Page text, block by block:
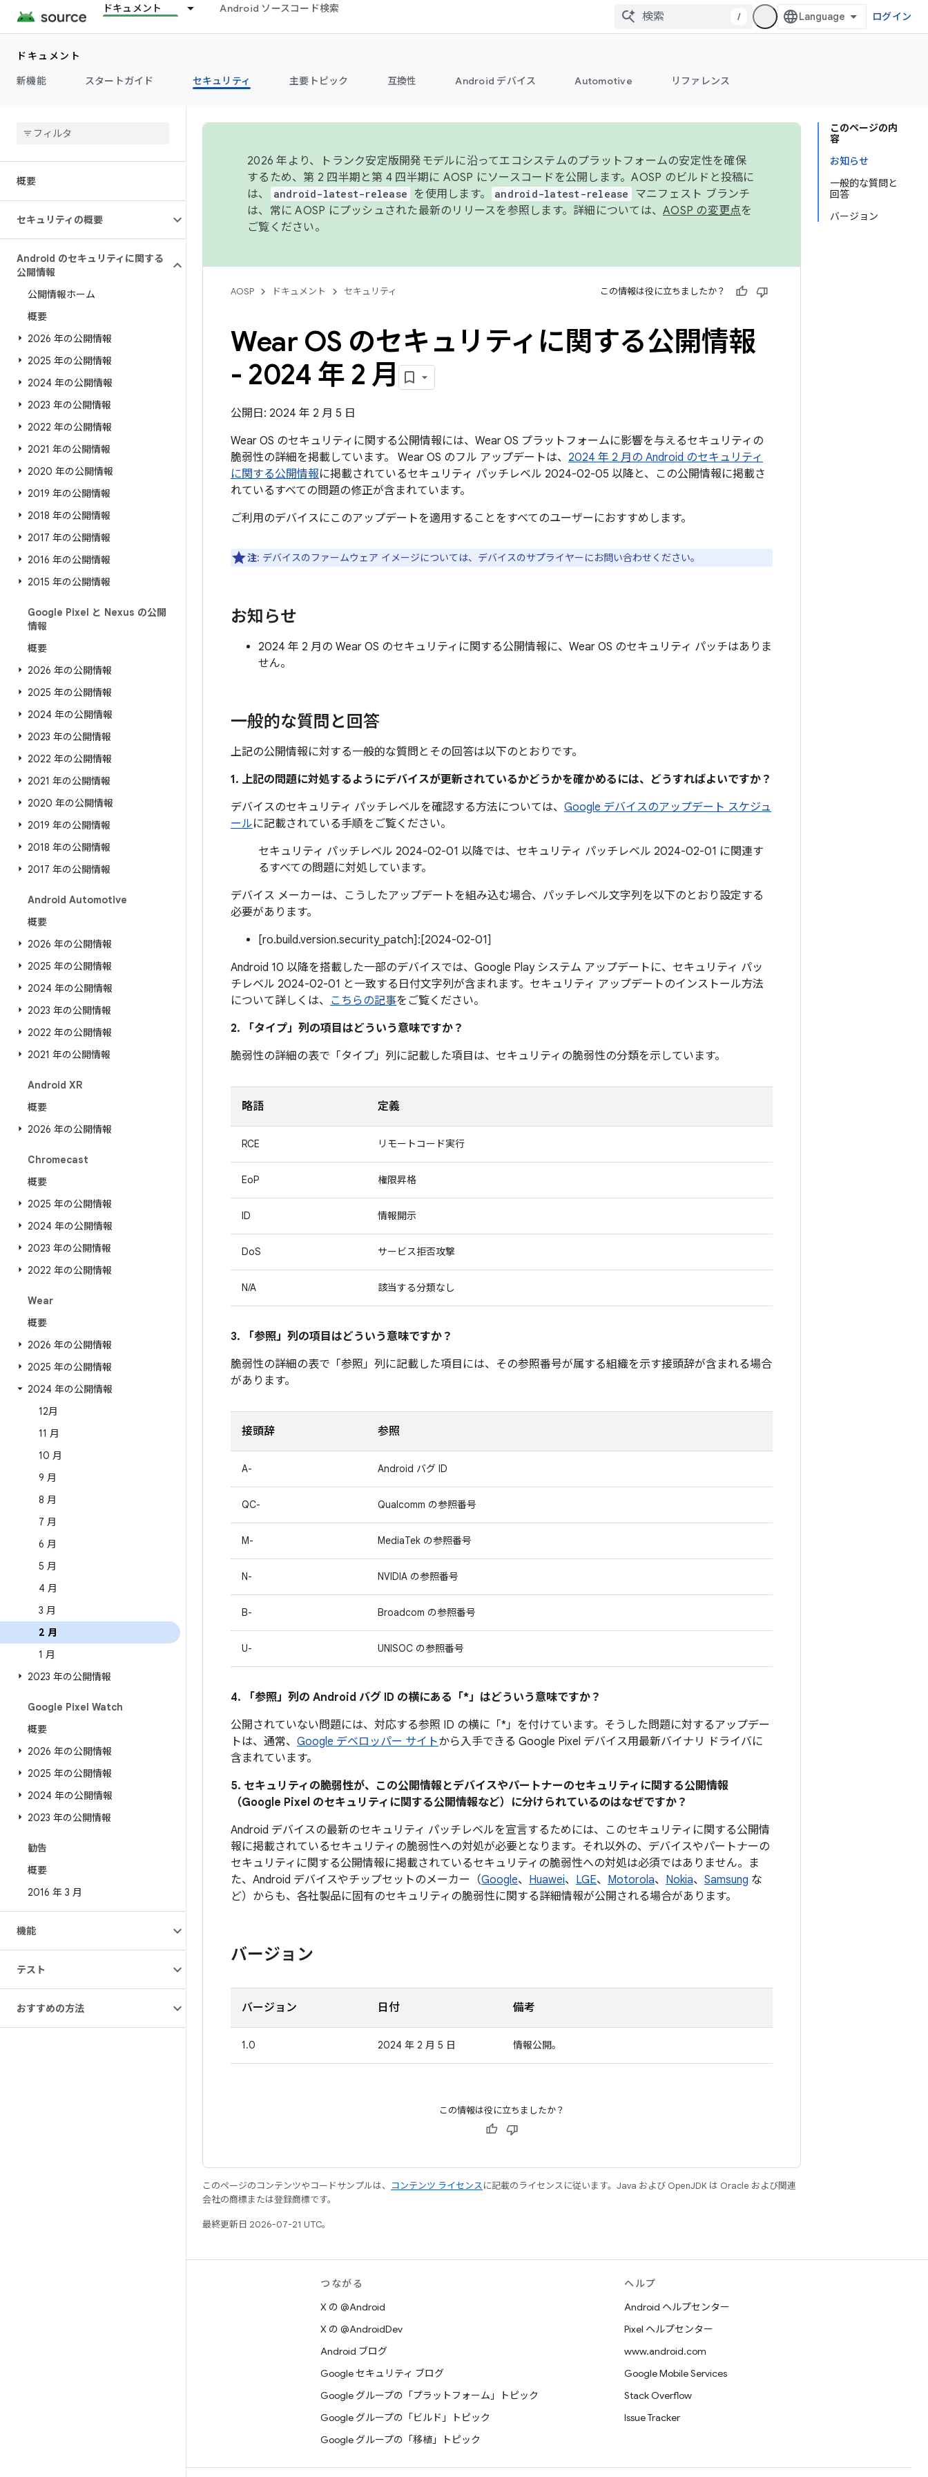
ドキュメント Android ソースコード検索
/ ログイン
ドキュメント
新機能
スタートガイド セキュリティ 主要トピック 互換性 Android デバイス Automotive リファレンス
概要
セキュリティの概要
Android のセキュリティに関する
公開情報
公開情報ホーム
概要
2026 年の公開情報
2025 年の公開情報
2024 年の公開情報
2023 年の公開情報
2022 年の公開情報
2021 年の公開情報
2020 年の公開情報
2019 年の公開情報
2018 年の公開情報
2017 年の公開情報
2016 年の公開情報
2015 年の公開情報
Google Pixel と Nexus の公開
情報
概要
2026 年の公開情報
2025 年の公開情報
2024 年の公開情報
2023 年の公開情報
2022 年の公開情報
2021 年の公開情報
2020 年の公開情報
2019 年の公開情報
2018 年の公開情報
2017 年の公開情報
Android Automotive
概要
2026 年の公開情報
2025 年の公開情報
2024 年の公開情報
2023 年の公開情報
2022 年の公開情報
2021 年の公開情報
Android XR
概要
2026 年の公開情報
Chromecast
概要
2025 年の公開情報
2024 年の公開情報
2023 年の公開情報
2022 年の公開情報
Wear
概要
2026 年の公開情報
2025 年の公開情報
2024 年の公開情報
12月
11 月
10 月
9 月
8 月
7 月
6 月
5 月
4 月
3 月
2 月
1 月
2023 年の公開情報
Google Pixel Watch
概要
2026 年の公開情報
2025 年の公開情報
2024 年の公開情報
2023 年の公開情報
勧告
概要
2016 年 3 月
機能
テスト
おすすめの方法
このページの内
容
お知らせ
一般的な質問と
回答
バージョン
2026 年より、トランク安定版開発モデルに沿ってエコシステムのプラットフォームの安定性を確保
するため、第 2 四半期と第 4 四半期に AOSP にソースコードを公開します。AOSP のビルドと投稿に
は、
android-latest-release を使用します。 android-latest-release
マニフェスト ブランチ
は、常に AOSP にプッシュされた最新のリリースを参照します。詳細については、 AOSP の変更点を
ご覧ください。
AOSP ドキュメント セキュリティ この情報は役に立ちましたか？
Wear OS のセキュリティに関する公開情報
- 2024 年 2 月
公開日: 2024 年 2 月 5 日
Wear OS のセキュリティに関する公開情報には、Wear OS プラットフォームに影響を与えるセキュリティの
脆弱性の詳細を掲載しています。 Wear OS のフル アップデートは、 2024 年 2 月の Android のセキュリティ
に関する公開情報に掲載されているセキュリティ パッチレベル 2024-02-05 以降と、この公開情報に掲載さ
れているすべての問題の修正が含まれています。
ご利用のデバイスにこのアップデートを適用することをすべてのユーザーにおすすめします。
注: デバイスのファームウェア イメージについては、デバイスのサプライヤーにお問い合わせください。
お知らせ
2024 年 2 月の Wear OS のセキュリティに関する公開情報に、Wear OS のセキュリティ パッチはありま
せん。
一般的な質問と回答
上記の公開情報に対する一般的な質問とその回答は以下のとおりです。
1. 上記の問題に対処するようにデバイスが更新されているかどうかを確かめるには、どうすればよいですか？
デバイスのセキュリティ パッチレベルを確認する方法については、 Google デバイスのアップデート スケジュ
ールに記載されている手順をご覧ください。
セキュリティ パッチレベル 2024-02-01 以降では、セキュリティ パッチレベル 2024-02-01 に関連す
るすべての問題に対処しています。
デバイス メーカーは、こうしたアップデートを組み込む場合、パッチレベル文字列を以下のとおり設定する
必要があります。
[ro.build.version.security_patch]:[2024-02-01]
Android 10 以降を搭載した一部のデバイスでは、Google Play システム アップデートに、セキュリティ パッ
チレベル 2024-02-01 と一致する日付文字列が含まれます。セキュリティ アップデートのインストール方法
について詳しくは、 こちらの記事をご覧ください。
2. 「タイプ」 列の項目はどういう意味ですか？
脆弱性の詳細の表で「タイプ」 列に記載した項目は、セキュリティの脆弱性の分類を示しています。
略語 定義
RCE リモートコード実行
EoP 権限昇格
ID 情報開示
DoS サービス拒否攻撃
N/A 該当する分類なし
3. 「参照」 列の項目はどういう意味ですか？
脆弱性の詳細の表で「参照」 列に記載した項目には、その参照番号が属する組織を示す接頭辞が含まれる場合
があります。
接頭辞 参照
A- Android バグ ID
QC- Qualcomm の参照番号
M- MediaTek の参照番号
N- NVIDIA の参照番号
B- Broadcom の参照番号
U- UNISOC の参照番号
4. 「参照」 列の Android バグ ID の横にある「*」はどういう意味ですか？
公開されていない問題には、対応する参照 ID の横に「*」を付けています。そうした問題に対するアップデー
トは、通常、 Google デベロッパー サイトから入手できる Google Pixel デバイス用最新バイナリ ドライバに
含まれています。
5. セキュリティの脆弱性が、この公開情報とデバイスやパートナーのセキュリティに関する公開情報
（Google Pixel のセキュリティに関する公開情報など）に分けられているのはなぜですか？
Android デバイスの最新のセキュリティ パッチレベルを宣言するためには、このセキュリティに関する公開情
報に掲載されているセキュリティの脆弱性への対処が必要となります。それ以外の、デバイスやパートナーの
セキュリティに関する公開情報に掲載されているセキュリティの脆弱性への対処は必須ではありません。ま
た、Android デバイスやチップセットのメーカー（Google、 Huawei、 LGE、 Motorola、 Nokia、 Samsung な
ど）からも、各社製品に固有のセキュリティの脆弱性に関する詳細情報が公開される場合があります。
バージョン
バージョン 日付 備考
1.0 2024 年 2 月 5 日 情報公開。
この情報は役に立ちましたか？
このページのコンテンツやコードサンプルは、 コンテンツ ライセンスに記載のライセンスに従います。Java および OpenJDK は Oracle および関連
会社の商標または登録商標です。
最終更新日 2026-07-21 UTC。
つながる
X の @Android
X の @AndroidDev
Android ブログ
Google セキュリティ ブログ
Google グループの「プラットフォーム」トピック
Google グループの「ビルド」トピック
Google グループの「移植」トピック
ヘルプ
Android ヘルプセンター
Pixel ヘルプセンター
www.android.com
Google Mobile Services
Stack Overflow
Issue Tracker